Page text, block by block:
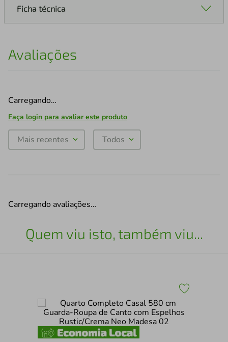
Ficha técnica
Avaliações
Carregando…
Faça login para avaliar este produto
Mais recentes Todos
Carregando avaliações…
Quem viu isto, também viu...